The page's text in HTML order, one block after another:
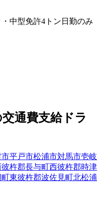
中型免許4トン 日勤のみ
交通費支給ドラ
市平戸市松浦市対馬市壱岐
彼杵郡長与町西彼杵郡時津
町東彼杵郡波佐見町北松浦